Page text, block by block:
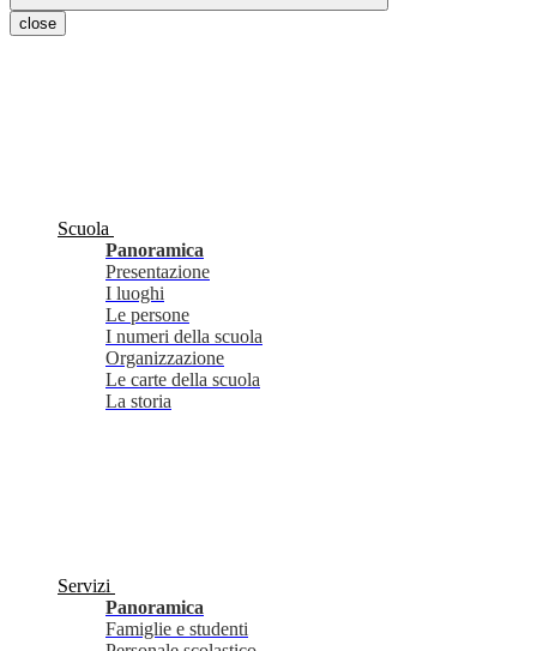
close
Scuola
Panoramica
Presentazione
I luoghi
Le persone
I numeri della scuola
Organizzazione
Le carte della scuola
La storia
Servizi
Panoramica
Famiglie e studenti